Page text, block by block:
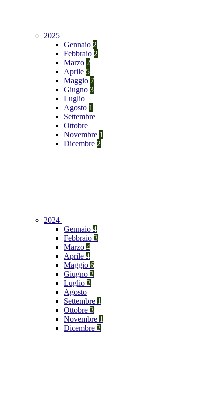
2025
Gennaio 2
Febbraio 2
Marzo 2
Aprile 5
Maggio 7
Giugno 3
Luglio
Agosto 1
Settembre
Ottobre
Novembre 1
Dicembre 2
2024
Gennaio 4
Febbraio 3
Marzo 4
Aprile 4
Maggio 6
Giugno 2
Luglio 2
Agosto
Settembre 1
Ottobre 3
Novembre 1
Dicembre 2